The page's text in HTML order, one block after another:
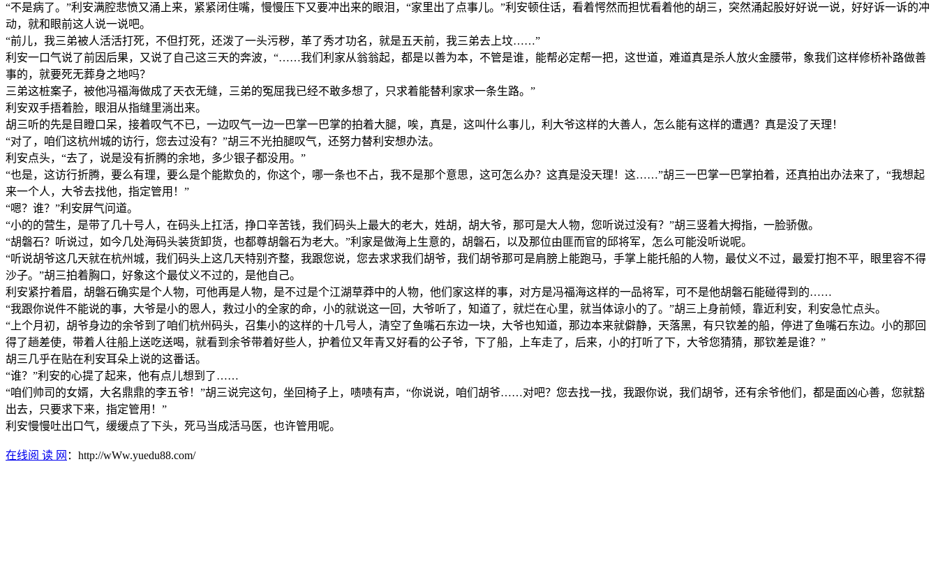
“不是病了。”利安满腔悲愤又涌上来，紧紧闭住嘴，慢慢压下又要冲出来的眼泪，“家里出了点事儿。”利安顿住话，看着愕然而担忧看着他的胡三，突然涌起股好好说一说，好好诉一诉的冲
动，就和眼前这人说一说吧。
“前儿，我三弟被人活活打死，不但打死，还泼了一头污秽，革了秀才功名，就是五天前，我三弟去上坟……”
利安一口气说了前因后果，又说了自己这三天的奔波，“……我们利家从翁翁起，都是以善为本，不管是谁，能帮必定帮一把，这世道，难道真是杀人放火金腰带，象我们这样修桥补路做善
事的，就要死无葬身之地吗？
三弟这桩案子，被他冯福海做成了天衣无缝，三弟的冤屈我已经不敢多想了，只求着能替利家求一条生路。”
利安双手捂着脸，眼泪从指缝里淌出来。
胡三听的先是目瞪口呆，接着叹气不已，一边叹气一边一巴掌一巴掌的拍着大腿，唉，真是，这叫什么事儿，利大爷这样的大善人，怎么能有这样的遭遇？真是没了天理！
“对了，咱们这杭州城的访行，您去过没有？”胡三不光拍腿叹气，还努力替利安想办法。
利安点头，“去了，说是没有折腾的余地，多少银子都没用。”
“也是，这访行折腾，要么有理，要么是个能欺负的，你这个，哪一条也不占，我不是那个意思，这可怎么办？这真是没天理！这……”胡三一巴掌一巴掌拍着，还真拍出办法来了，“我想起
来一个人，大爷去找他，指定管用！”
“嗯？谁？”利安屏气问道。
“小的的营生，是带了几十号人，在码头上扛活，挣口辛苦钱，我们码头上最大的老大，姓胡，胡大爷，那可是大人物，您听说过没有？”胡三竖着大拇指，一脸骄傲。
“胡磐石？听说过，如今几处海码头装货卸货，也都尊胡磐石为老大。”利家是做海上生意的，胡磐石，以及那位由匪而官的邱将军，怎么可能没听说呢。
“听说胡爷这几天就在杭州城，我们码头上这几天特别齐整，我跟您说，您去求求我们胡爷，我们胡爷那可是肩膀上能跑马，手掌上能托船的人物，最仗义不过，最爱打抱不平，眼里容不得
沙子。”胡三拍着胸口，好象这个最仗义不过的，是他自己。
利安紧拧着眉，胡磐石确实是个人物，可他再是人物，是不过是个江湖草莽中的人物，他们家这样的事，对方是冯福海这样的一品将军，可不是他胡磐石能碰得到的……
“我跟你说件不能说的事，大爷是小的恩人，救过小的全家的命，小的就说这一回，大爷听了，知道了，就烂在心里，就当体谅小的了。”胡三上身前倾，靠近利安，利安急忙点头。
“上个月初，胡爷身边的余爷到了咱们杭州码头，召集小的这样的十几号人，清空了鱼嘴石东边一块，大爷也知道，那边本来就僻静，天落黑，有只钦差的船，停进了鱼嘴石东边。小的那回
得了趟差使，带着人往船上送吃送喝，就看到余爷带着好些人，护着位又年青又好看的公子爷，下了船，上车走了，后来，小的打听了下，大爷您猜猜，那钦差是谁？”
胡三几乎在贴在利安耳朵上说的这番话。
“谁？”利安的心提了起来，他有点儿想到了……
“咱们帅司的女婿，大名鼎鼎的李五爷！”胡三说完这句，坐回椅子上，啧啧有声，“你说说，咱们胡爷……对吧？您去找一找，我跟你说，我们胡爷，还有余爷他们，都是面凶心善，您就豁
出去，只要求下来，指定管用！”
利安慢慢吐出口气，缓缓点了下头，死马当成活马医，也许管用呢。
在线阅 读 网 ：http://wWw.yuedu88.com/